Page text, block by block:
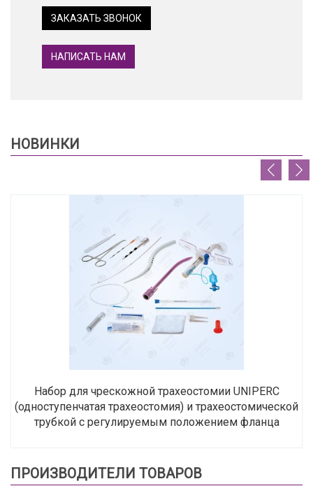
ЗАКАЗАТЬ ЗВОНОК
НАПИСАТЬ НАМ
НОВИНКИ
Набор для чрескожной трахеостомии UNIPERC
(одноступенчатая трахеостомия) и трахеостомической
трубкой с регулируемым положением фланца
ПРОИЗВОДИТЕЛИ ТОВАРОВ